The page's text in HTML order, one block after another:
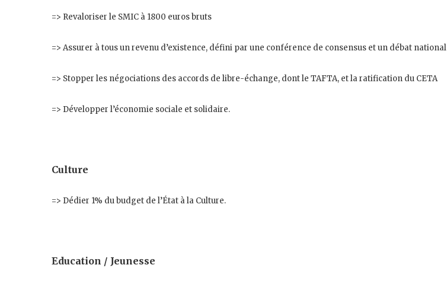
=> Revaloriser le SMIC à 1800 euros bruts
=> Assurer à tous un revenu d’existence, défini par une conférence de consensus et un débat national
=> Stopper les négociations des accords de libre-échange, dont le TAFTA, et la ratification du CETA
=> Développer l’économie sociale et solidaire.
Culture
=> Dédier 1% du budget de l’État à la Culture.
Education / Jeunesse